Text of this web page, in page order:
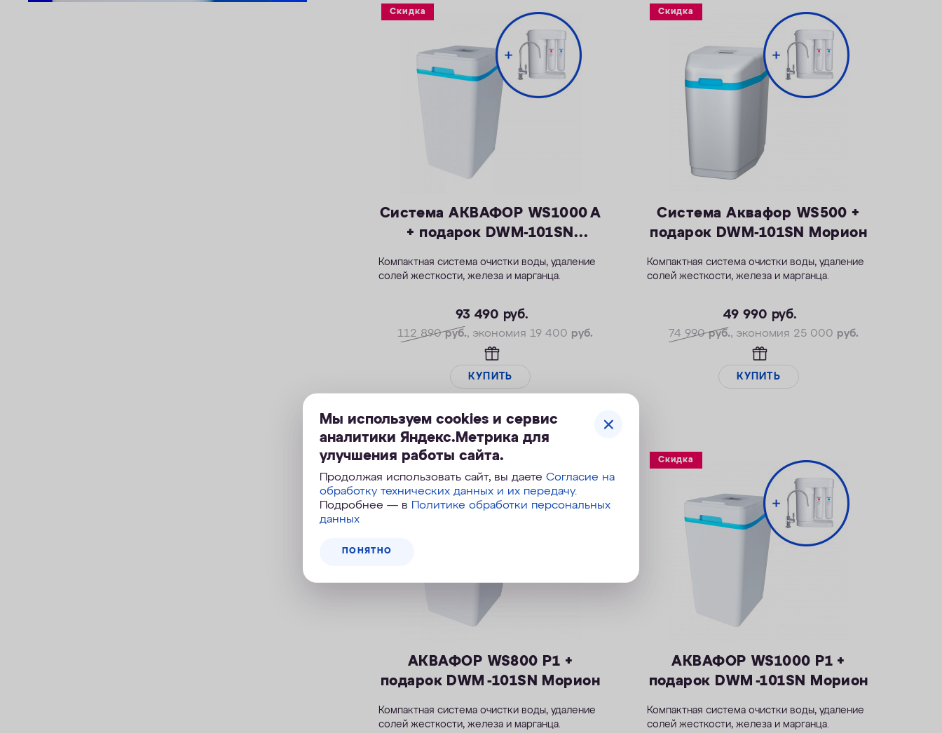
— Размеры 404 х 485 х 706 мм
— Размеры 404 х 485 х 795 мм
Скидка
Система АКВАФОР WS1000 A
+ подарок DWM-101SN
Компактная система очистки воды, удаление
солей жесткости, железа и марганца.
—Максимальное значение ПМО: до 10 мг О2/
—Максимальная удаляемая концентрация
—Максимальная удаляемая концентрация
растворенного марганца — 3 мг/л
—Объем воды/соли на регенерацию от 66
93 490 руб.
112 890руб., экономия 19 400 руб.
КУПИТЬ
Скидка
Система Аквафор WS500 +
подарок DWM-101SN Морион
Компактная система очистки воды, удаление
солей жесткости, железа и марганца.
— Максимальная удаляемая жесткость — 24
мг-экв/л
железа — 10 мг/л
— Максимальная удаляемая концентрация
— Размеры 322 х 432 х 554 мм
49 990 руб.
74 990руб., экономия 25 000 руб.
КУПИТЬ
Скидка
АКВАФОР WS800 P1 +
подарок DWM -101SN Морион
Компактная система очистки воды, удаление
солей жесткости, железа и марганца.
Скидка
АКВАФОР WS1000 P1 +
подарок DWM -101SN Морион
Компактная система очистки воды, удаление
солей жесткости, железа и марганца.
Мы используем cookies и сервис
аналитики Яндекс.Метрика для
улучшения работы сайта.
Продолжая использовать сайт, вы даете Согласие на
обработку технических данных и их передачу.
Подробнее — в Политике обработки персональных
данных
ПОНЯТНО